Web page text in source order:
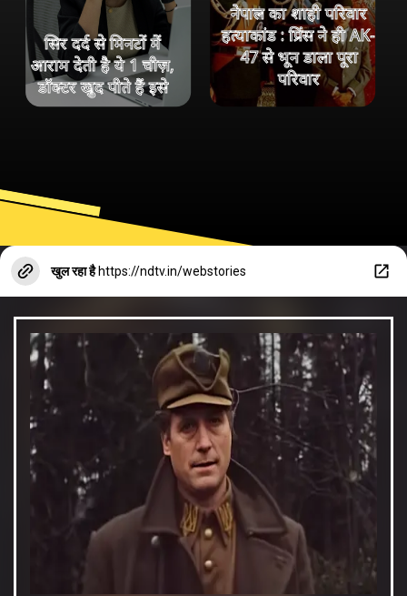
सिर दर्द से मिनटों में
आराम देती है ये 1 चीज़,
डॉक्टर खुद पीते हैं इसे
नेपाल का शाही परिवार
हत्याकांड : प्रिंस ने ही AK-
47 से भून डाला पूरा
परिवार
खुल रहा है https://ndtv.in/webstories